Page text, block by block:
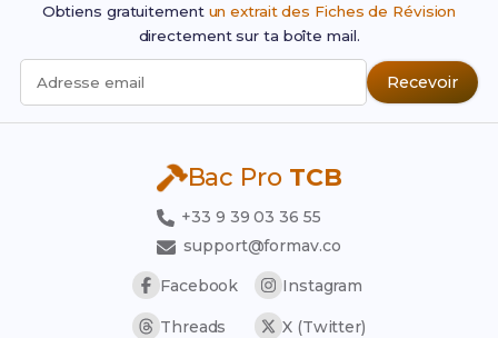
Obtiens gratuitement un extrait des Fiches de Révision
directement sur ta boîte mail.
Adresse email Recevoir
Bac Pro TCB
+33 9 39 03 36 55
support@formav.co
Facebook
Instagram
Threads X (Twitter)